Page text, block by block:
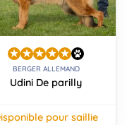
BERGER ALLEMAND
Udini De parilly
disponible pour saillie